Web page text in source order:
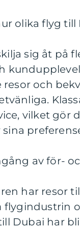
olika flyg
sig åt på
resor och
vilket gör
av för-
har resor
flygindustrin
Dubai har